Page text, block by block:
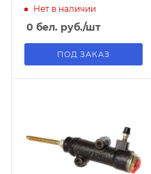
Нет в наличии
0 бел. руб./шт
ПОД ЗАКАЗ